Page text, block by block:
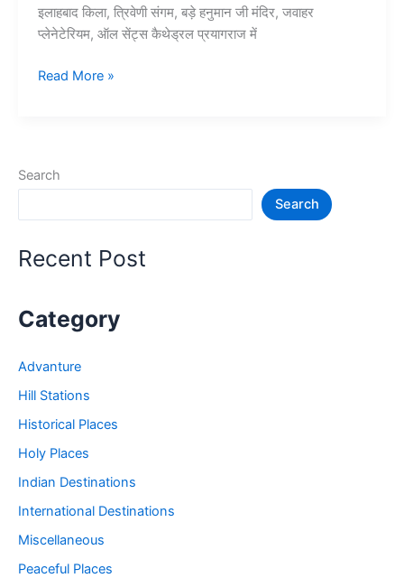
इलाहबाद किला, त्रिवेणी संगम, बड़े हनुमान जी मंदिर, जवाहर
प्लेनेटेरियम, ऑल सेंट्स कैथेड्रल प्रयागराज में
10+
जगह
Places
Read More »
Search
Search
Recent Post
Category
Advanture
Hill Stations
Historical Places
Holy Places
Indian Destinations
International Destinations
Miscellaneous
Peaceful Places